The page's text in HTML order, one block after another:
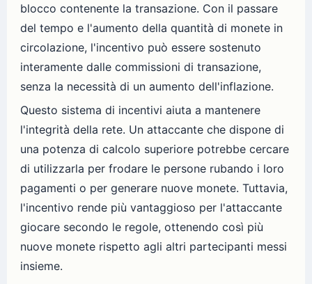
blocco contenente la transazione. Con il passare
del tempo e l'aumento della quantità di monete in
circolazione, l'incentivo può essere sostenuto
interamente dalle commissioni di transazione,
senza la necessità di un aumento dell'inflazione.
Questo sistema di incentivi aiuta a mantenere
l'integrità della rete. Un attaccante che dispone di
una potenza di calcolo superiore potrebbe cercare
di utilizzarla per frodare le persone rubando i loro
pagamenti o per generare nuove monete. Tuttavia,
l'incentivo rende più vantaggioso per l'attaccante
giocare secondo le regole, ottenendo così più
nuove monete rispetto agli altri partecipanti messi
insieme.